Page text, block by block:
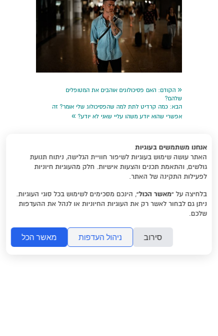
« הקודם: האם פסיכולוגים אוהבים את המטופלים
שלהם?
הבא: כמה קרדיט לתת למה שהפסיכולוג שלי אומר? זה
אפשרי שהוא יודע משהו עליי שאני לא יודע? »
אנחנו משתמשים בעוגיות
האתר עושה שימוש בעוגיות לשיפור חוויית הגלישה, ניתוח תנועת
גולשים, והתאמת תכנים והצעות אישיות. חלק מהעוגיות חיוניות
לפעילות התקינה של האתר.
בלחיצה על “מאשר הכול”, הינכם מסכימים לשימוש בכל סוגי העוגיות.
ניתן גם לבחור לאשר רק את העוגיות החיוניות או לנהל את ההעדפות
שלכם.
סירוב ניהול העדפות מאשר הכל